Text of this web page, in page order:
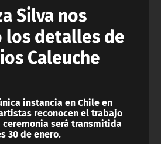
Silva nos
detalles de
Caleuche
instancia en Chile en
reconocen el trabajo
ceremonia será transmitida
30 de enero.